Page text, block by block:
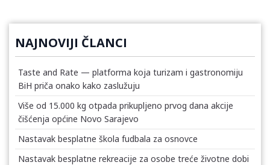
NAJNOVIJI ČLANCI
Taste and Rate — platforma koja turizam i gastronomiju
BiH priča onako kako zaslužuju
Više od 15.000 kg otpada prikupljeno prvog dana akcije
čišćenja općine Novo Sarajevo
Nastavak besplatne škola fudbala za osnovce
Nastavak besplatne rekreacije za osobe treće životne dobi